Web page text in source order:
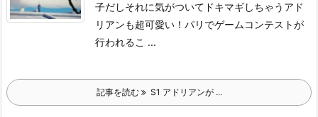
子だしそれに気がついてドキマギしちゃうアド
リアンも超可愛い！ パリでゲームコンテストが
行われるこ ...
記事を読む S1 アドリアンが ...